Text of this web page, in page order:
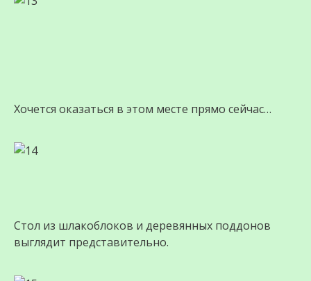
Хочется оказаться в этом месте прямо сейчас…
Стол из шлакоблоков и деревянных поддонов
выглядит представительно.